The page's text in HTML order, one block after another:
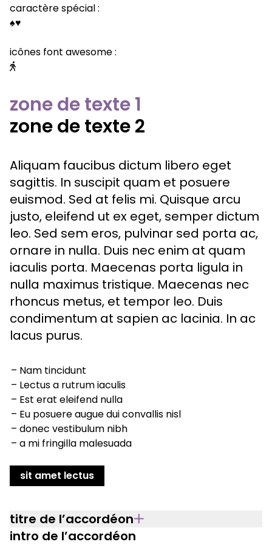
caractère spécial :
♠♥
icônes font awesome :
zone de texte 1
zone de texte 2
Aliquam faucibus dictum libero eget
sagittis. In suscipit quam et posuere
euismod. Sed at felis mi. Quisque arcu
justo, eleifend ut ex eget, semper dictum
leo. Sed sem eros, pulvinar sed porta ac,
ornare in nulla. Duis nec enim at quam
iaculis porta. Maecenas porta ligula in
nulla maximus tristique. Maecenas nec
rhoncus metus, et tempor leo. Duis
condimentum at sapien ac lacinia. In ac
lacus purus.
Nam tincidunt
Lectus a rutrum iaculis
Est erat eleifend nulla
Eu posuere augue dui convallis nisl
donec vestibulum nibh
a mi fringilla malesuada
sit amet lectus
titre de l’accordéon
intro de l’accordéon